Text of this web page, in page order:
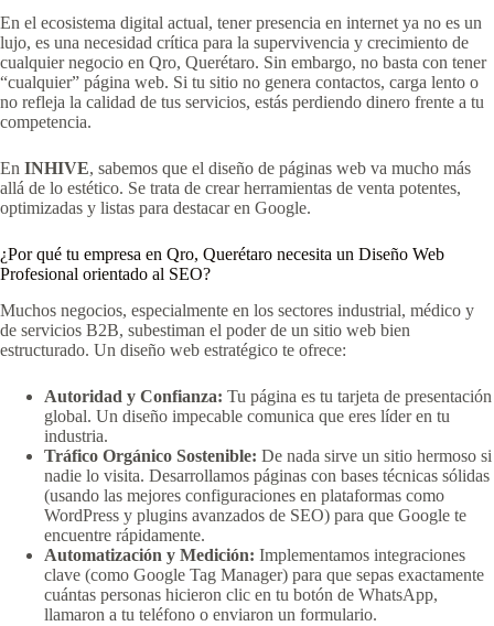
En el ecosistema digital actual, tener presencia en internet ya no es un
lujo, es una necesidad crítica para la supervivencia y crecimiento de
cualquier negocio en Qro, Querétaro. Sin embargo, no basta con tener
“cualquier” página web. Si tu sitio no genera contactos, carga lento o
no refleja la calidad de tus servicios, estás perdiendo dinero frente a tu
competencia.
En INHIVE, sabemos que el diseño de páginas web va mucho más
allá de lo estético. Se trata de crear herramientas de venta potentes,
optimizadas y listas para destacar en Google.
¿Por qué tu empresa en Qro, Querétaro necesita un Diseño Web
Profesional orientado al SEO?
Muchos negocios, especialmente en los sectores industrial, médico y
de servicios B2B, subestiman el poder de un sitio web bien
estructurado. Un diseño web estratégico te ofrece:
Autoridad y Confianza: Tu página es tu tarjeta de presentación
global. Un diseño impecable comunica que eres líder en tu
industria.
Tráfico Orgánico Sostenible: De nada sirve un sitio hermoso si
nadie lo visita. Desarrollamos páginas con bases técnicas sólidas
(usando las mejores configuraciones en plataformas como
WordPress y plugins avanzados de SEO) para que Google te
encuentre rápidamente.
Automatización y Medición: Implementamos integraciones
clave (como Google Tag Manager) para que sepas exactamente
cuántas personas hicieron clic en tu botón de WhatsApp,
llamaron a tu teléfono o enviaron un formulario.